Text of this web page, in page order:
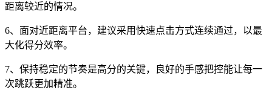
距离较近的情况。
6、面对近距离平台，建议采用快速点击方式连续通过，以最
大化得分效率。
7、保持稳定的节奏是高分的关键，良好的手感把控能让每一
次跳跃更加精准。